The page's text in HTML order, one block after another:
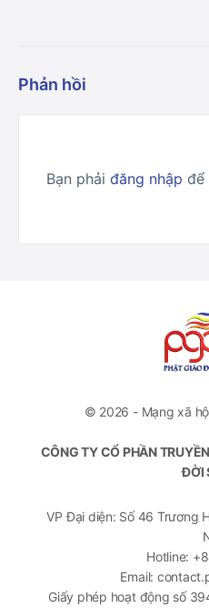
Phản hồi
Bạn phải đăng nhập để
© 2026 - Mạng xã
CÔNG TY CỔ PHẦN
ĐỜI
VP Đại diện: Số 46 Trương
Hotline:
Email:
Giấy phép hoạt động số